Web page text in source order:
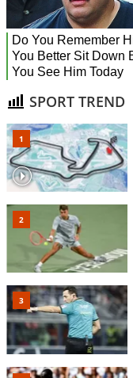
SPORT TREND